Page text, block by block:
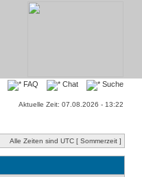
FAQ Chat Suche
Aktuelle Zeit: 07.08.2026 - 13:22
Alle Zeiten sind UTC [ Sommerzeit ]